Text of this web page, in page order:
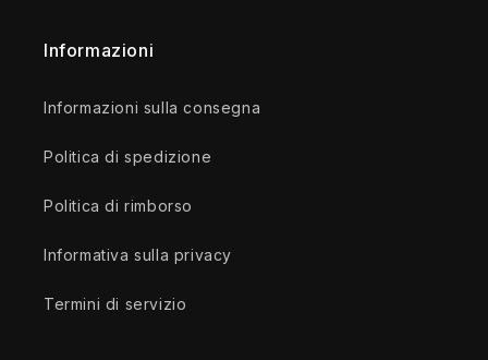
Informazioni
Informazioni sulla consegna
Politica di spedizione
Politica di rimborso
Informativa sulla privacy
Termini di servizio